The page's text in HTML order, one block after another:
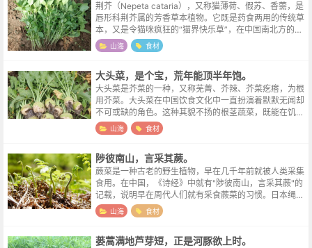
荆芥（Nepeta cataria），又称猫薄荷、假苏、香薷，是
唇形科荆芥属的芳香草本植物。它既是药食两用的传统草
本，又是令猫咪疯狂的“猫界快乐草”，在中国南北方的饮
食文化中扮演着独特角色。荆芥和罗勒虽然都是唇形科的
芳香植物，且在某些...
山海 食材
大头菜，是个宝，荒年能顶半年饱。
大头菜是芥菜的一种，又称芜菁、芥辣、芥菜疙瘩，为根
用芥菜。大头菜在中国饮食文化中一直扮演着默默无闻却
不可或缺的角色。这种其貌不扬的根茎蔬菜，既能在饥荒
年代救人性命，又能在太平岁月化身美味。它就像一位历
经沧桑的老者，见证着中国百姓生活的...
山海 食材
陟彼南山，言采其蕨。
蕨菜是一种古老的野生植物，早在几千年前就被人类采集
食用。在中国，《诗经》中就有"陟彼南山，言采其蕨"的
记载，说明早在周代人们就有采食蕨菜的习惯。日本绳文
时代遗址中也发现过蕨菜残留，证实其食用历史之悠久。
古人称其为"山菜之王"，不仅因其...
山海 食材
蒌蒿满地芦芽短，正是河豚欲上时。